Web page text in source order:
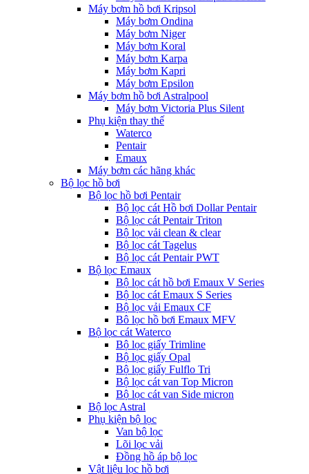
Máy bơm hồ bơi Kripsol
Máy bơm Ondina
Máy bơm Niger
Máy bơm Koral
Máy bơm Karpa
Máy bơm Kapri
Máy bơm Epsilon
Máy bơm hồ bơi Astralpool
Máy bơm Victoria Plus Silent
Phụ kiện thay thế
Waterco
Pentair
Emaux
Máy bơm các hãng khác
Bộ lọc hồ bơi
Bộ lọc hồ bơi Pentair
Bộ lọc cát Hồ bơi Dollar Pentair
Bộ lọc cát Pentair Triton
Bộ lọc vải clean & clear
Bộ lọc cát Tagelus
Bộ lọc cát Pentair PWT
Bộ lọc Emaux
Bộ lọc cát hồ bơi Emaux V Series
Bộ lọc cát Emaux S Series
Bộ lọc vải Emaux CF
Bô lọc hồ bơi Emaux MFV
Bộ lọc cát Waterco
Bộ lọc giấy Trimline
Bộ lọc giấy Opal
Bộ lọc giấy Fulflo Tri
Bộ lọc cát van Top Micron
Bộ lọc cát van Side micron
Bộ lọc Astral
Phụ kiện bộ lọc
Van bộ lọc
Lõi lọc vải
Đồng hồ áp bộ lọc
Vật liệu lọc hồ bơi